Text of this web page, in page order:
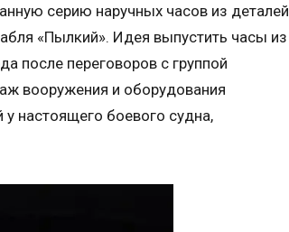
серию наручных часов из деталей
«Пылкий». Идея выпустить часы из
после переговоров с группой
вооружения и оборудования
настоящего боевого судна,